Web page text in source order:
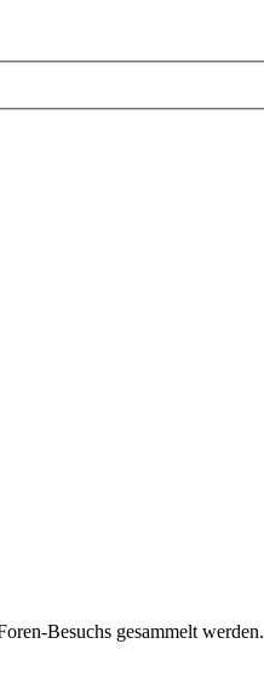
Besuchs gesammelt werden.